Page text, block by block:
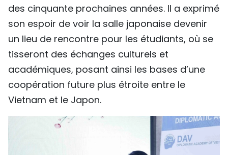
des cinquante prochaines années. Il a exprimé
son espoir de voir la salle japonaise devenir
un lieu de rencontre pour les étudiants, où se
tisseront des échanges culturels et
académiques, posant ainsi les bases d’une
coopération future plus étroite entre le
Vietnam et le Japon.